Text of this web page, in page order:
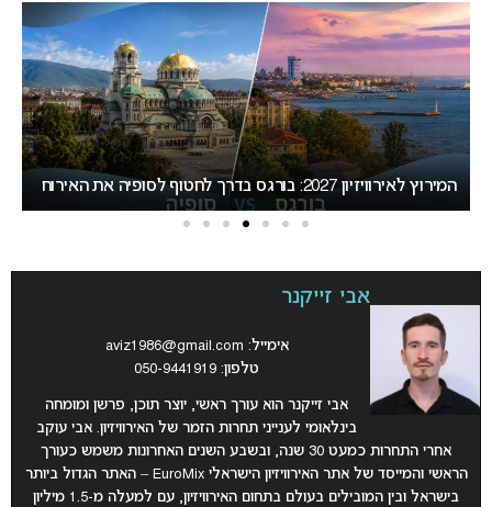
אירוויזיון 2027 עשוי לאמץ שיטת
בישראל
אבי זייקנר
אימייל: aviz1986@gmail.com
טלפון: 050-9441919
אבי זייקנר הוא עורך ראשי, יוצר תוכן, פרשן ומומחה
בינלאומי לענייני תחרות הזמר של האירוויזיון. אבי עוקב
אחרי התחרות כמעט 30 שנה, ובשבע השנים האחרונות משמש כעורך
הראשי והמייסד של אתר האירוויזיון הישראלי EuroMix – האתר הגדול ביותר
בישראל ובין המובילים בעולם בתחום האירוויזיון, עם למעלה מ-1.5 מיליון